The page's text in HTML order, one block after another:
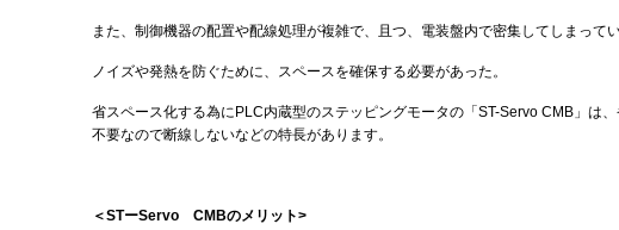
また、制御機器の配置や配線処理が複雑で、且つ、電装盤内で密集してしまって
ノイズや発熱を防ぐために、スペースを確保する必要があった。
省スペース化する為にPLC内蔵型のステッピングモータの「ST-Servo CMB」は
不要なので断線しないなどの特長があります。
＜STーServo CMBのメリット>